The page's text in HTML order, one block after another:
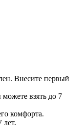
. Внесите первый
взять до 7
комфорта.
лет.